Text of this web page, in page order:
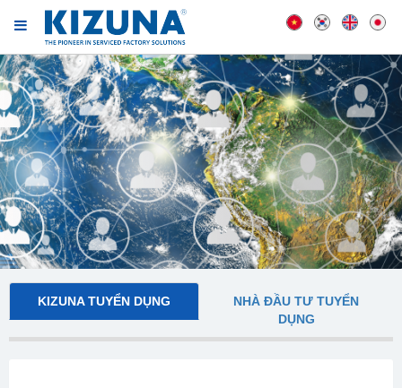
KIZUNA TUYỂN DỤNG
NHÀ ĐẦU TƯ TUYỂN
DỤNG